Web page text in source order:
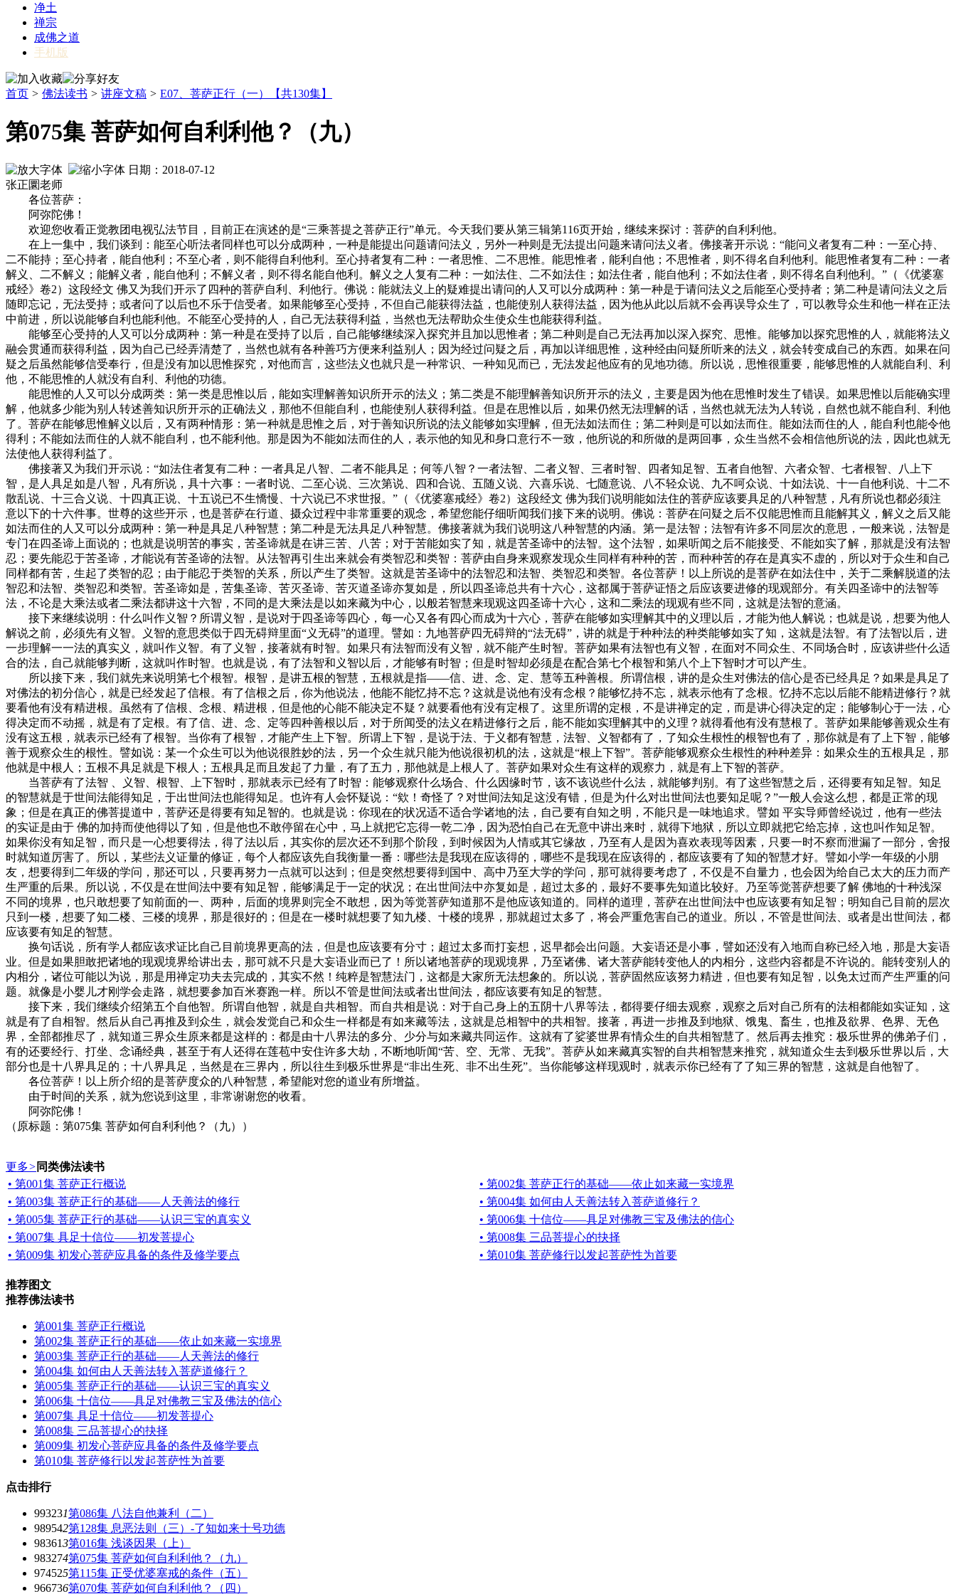
净土
禅宗
成佛之道
手机版
首页 > 佛法读书 > 讲座文稿 > E07、菩萨正行（一）【共130集】
第075集 菩萨如何自利利他？（九）
日期：2018-07-12
张正圜老师
各位菩萨：
阿弥陀佛！
欢迎您收看正觉教团电视弘法节目，目前正在演述的是“三乘菩提之菩萨正行”单元。今天我们要从第三辑第116页开始，继续来探讨：菩萨的自利利他。
在上一集中，我们谈到：能至心听法者同样也可以分成两种，一种是能提出问题请问法义，另外一种则是无法提出问题来请问法义者。佛接著开示说：“能问义者复有二种：一至心持、
二不能持；至心持者，能自他利；不至心者，则不能得自利他利。至心持者复有二种：一者思惟、二不思惟。能思惟者，能利自他；不思惟者，则不得名自利他利。能思惟者复有二种：一者
解义、二不解义；能解义者，能自他利；不解义者，则不得名能自他利。解义之人复有二种：一如法住、二不如法住；如法住者，能自他利；不如法住者，则不得名自利他利。”（《优婆塞
戒经》卷2）这段经文 佛又为我们开示了四种的菩萨自利、利他行。佛说：能就法义上的疑难提出请问的人又可以分成两种：第一种是于请问法义之后能至心受持者；第二种是请问法义之后
随即忘记，无法受持；或者问了以后也不乐于信受者。如果能够至心受持，不但自己能获得法益，也能使别人获得法益，因为他从此以后就不会再误导众生了，可以教导众生和他一样在正法
中前进，所以说能够自利也能利他。不能至心受持的人，自己无法获得利益，当然也无法帮助众生使众生也能获得利益。
能够至心受持的人又可以分成两种：第一种是在受持了以后，自己能够继续深入探究并且加以思惟者；第二种则是自己无法再加以深入探究、思惟。能够加以探究思惟的人，就能将法义
融会贯通而获得利益，因为自己已经弄清楚了，当然也就有各种善巧方便来利益别人；因为经过问疑之后，再加以详细思惟，这种经由问疑所听来的法义，就会转变成自己的东西。如果在问
疑之后虽然能够信受奉行，但是没有加以思惟探究，对他而言，这些法义也就只是一种常识、一种知见而已，无法发起他应有的见地功德。所以说，思惟很重要，能够思惟的人就能自利、利
他，不能思惟的人就没有自利、利他的功德。
能思惟的人又可以分成两类：第一类是思惟以后，能如实理解善知识所开示的法义；第二类是不能理解善知识所开示的法义，主要是因为他在思惟时发生了错误。如果思惟以后能确实理
解，他就多少能为别人转述善知识所开示的正确法义，那他不但能自利，也能使别人获得利益。但是在思惟以后，如果仍然无法理解的话，当然也就无法为人转说，自然也就不能自利、利他
了。菩萨在能够思惟解义以后，又有两种情形：第一种就是思惟之后，对于善知识所说的法义能够如实理解，但无法如法而住；第二种则是可以如法而住。能如法而住的人，能自利也能令他
得利；不能如法而住的人就不能自利，也不能利他。那是因为不能如法而住的人，表示他的知见和身口意行不一致，他所说的和所做的是两回事，众生当然不会相信他所说的法，因此也就无
法使他人获得利益了。
佛接著又为我们开示说：“如法住者复有二种：一者具足八智、二者不能具足；何等八智？一者法智、二者义智、三者时智、四者知足智、五者自他智、六者众智、七者根智、八上下
智，是人具足如是八智，凡有所说，具十六事：一者时说、二至心说、三次第说、四和合说、五随义说、六喜乐说、七随意说、八不轻众说、九不呵众说、十如法说、十一自他利说、十二不
散乱说、十三合义说、十四真正说、十五说已不生憍慢、十六说已不求世报。”（《优婆塞戒经》卷2）这段经文 佛为我们说明能如法住的菩萨应该要具足的八种智慧，凡有所说也都必须注
意以下的十六件事。世尊的这些开示，也是菩萨在行道、摄众过程中非常重要的观念，希望您能仔细听闻我们接下来的说明。佛说：菩萨在问疑之后不仅能思惟而且能解其义，解义之后又能
如法而住的人又可以分成两种：第一种是具足八种智慧；第二种是无法具足八种智慧。佛接著就为我们说明这八种智慧的内涵。第一是法智；法智有许多不同层次的意思，一般来说，法智是
专门在四圣谛上面说的；也就是说明苦的事实，苦圣谛就是在讲三苦、八苦；对于苦能如实了知，就是苦圣谛中的法智。这个法智，如果听闻之后不能接受、不能如实了解，那就是没有法智
忍；要先能忍于苦圣谛，才能说有苦圣谛的法智。从法智再引生出来就会有类智忍和类智：菩萨由自身来观察发现众生同样有种种的苦，而种种苦的存在是真实不虚的，所以对于众生和自己
同样都有苦，生起了类智的忍；由于能忍于类智的关系，所以产生了类智。这就是苦圣谛中的法智忍和法智、类智忍和类智。各位菩萨！以上所说的是菩萨在如法住中，关于二乘解脱道的法
智忍和法智、类智忍和类智。苦圣谛如是，苦集圣谛、苦灭圣谛、苦灭道圣谛亦复如是，所以四圣谛总共有十六心，这都属于菩萨证悟之后应该要进修的现观部分。有关四圣谛中的法智等
法，不论是大乘法或者二乘法都讲这十六智，不同的是大乘法是以如来藏为中心，以般若智慧来现观这四圣谛十六心，这和二乘法的现观有些不同，这就是法智的意涵。
接下来继续说明：什么叫作义智？所谓义智，是说对于四圣谛等四心，每一心又各有四心而成为十六心，菩萨在能够如实理解其中的义理以后，才能为他人解说；也就是说，想要为他人
解说之前，必须先有义智。义智的意思类似于四无碍辩里面“义无碍”的道理。譬如：九地菩萨四无碍辩的“法无碍”，讲的就是于种种法的种类能够如实了知，这就是法智。有了法智以后，进
一步理解一一法的真实义，就叫作义智。有了义智，接著就有时智。如果只有法智而没有义智，就不能产生时智。菩萨如果有法智也有义智，在面对不同众生、不同场合时，应该讲些什么适
合的法，自己就能够判断，这就叫作时智。也就是说，有了法智和义智以后，才能够有时智；但是时智却必须是在配合第七个根智和第八个上下智时才可以产生。
所以接下来，我们就先来说明第七个根智。根智，是讲五根的智慧，五根就是指——信、进、念、定、慧等五种善根。所谓信根，讲的是众生对佛法的信心是否已经具足？如果是具足了
对佛法的初分信心，就是已经发起了信根。有了信根之后，你为他说法，他能不能忆持不忘？这就是说他有没有念根？能够忆持不忘，就表示他有了念根。忆持不忘以后能不能精进修行？就
要看他有没有精进根。虽然有了信根、念根、精进根，但是他的心能不能决定不疑？就要看他有没有定根了。这里所谓的定根，不是讲禅定的定，而是讲心得决定的定；能够制心于一法，心
得决定而不动摇，就是有了定根。有了信、进、念、定等四种善根以后，对于所闻受的法义在精进修行之后，能不能如实理解其中的义理？就得看他有没有慧根了。菩萨如果能够善观众生有
没有这五根，就表示已经有了根智。当你有了根智，才能产生上下智。所谓上下智，是说于法、于义都有智慧，法智、义智都有了，了知众生根性的根智也有了，那你就是有了上下智，能够
善于观察众生的根性。譬如说：某一个众生可以为他说很胜妙的法，另一个众生就只能为他说很初机的法，这就是“根上下智”。菩萨能够观察众生根性的种种差异：如果众生的五根具足，那
他就是中根人；五根不具足就是下根人；五根具足而且发起了力量，有了五力，那他就是上根人了。菩萨如果对众生有这样的观察力，就是有上下智的菩萨。
当菩萨有了法智 、义智、根智、上下智时，那就表示已经有了时智：能够观察什么场合、什么因缘时节，该不该说些什么法，就能够判别。有了这些智慧之后，还得要有知足智。知足
的智慧就是于世间法能得知足，于出世间法也能得知足。也许有人会怀疑说：“欸！奇怪了？对世间法知足这没有错，但是为什么对出世间法也要知足呢？”一般人会这么想，都是正常的现
象；但是在真正的佛菩提道中，菩萨还是得要有知足智的。也就是说：你现在的状况适不适合学诸地的法，自己要有自知之明，不能只是一味地追求。譬如 平实导师曾经说过，他有一些法
的实证是由于 佛的加持而使他得以了知，但是他也不敢停留在心中，马上就把它忘得一乾二净，因为恐怕自己在无意中讲出来时，就得下地狱，所以立即就把它给忘掉，这也叫作知足智。
如果你没有知足智，而只是一心想要得法，得了法以后，其实你的层次还不到那个阶段，到时候因为人情或其它缘故，乃至有人是因为喜欢表现等因素，只要一时不察而泄漏了一部分，舍报
时就知道厉害了。所以，某些法义证量的修证，每个人都应该先自我衡量一番：哪些法是我现在应该得的，哪些不是我现在应该得的，都应该要有了知的智慧才好。譬如小学一年级的小朋
友，想要得到二年级的学问，那还可以，只要再努力一点就可以达到；但是突然想要得到国中、高中乃至大学的学问，那可就得要考虑了，不仅是不自量力，也会因为给自己太大的压力而产
生严重的后果。所以说，不仅是在世间法中要有知足智，能够满足于一定的状况；在出世间法中亦复如是，超过太多的，最好不要事先知道比较好。乃至等觉菩萨想要了解 佛地的十种浅深
不同的境界，也只敢想要了知前面的一、两种，后面的境界则完全不敢想，因为等觉菩萨知道那不是他应该知道的。同样的道理，菩萨在出世间法中也应该要有知足智；明知自己目前的层次
只到一楼，想要了知二楼、三楼的境界，那是很好的；但是在一楼时就想要了知九楼、十楼的境界，那就超过太多了，将会严重危害自己的道业。所以，不管是世间法、或者是出世间法，都
应该要有知足的智慧。
换句话说，所有学人都应该求证比自己目前境界更高的法，但是也应该要有分寸；超过太多而打妄想，迟早都会出问题。大妄语还是小事，譬如还没有入地而自称已经入地，那是大妄语
业。但是如果胆敢把诸地的现观境界给讲出去，那可就不只是大妄语业而已了！所以诸地菩萨的现观境界，乃至诸佛、诸大菩萨能转变他人的内相分，这些内容都是不许说的。能转变别人的
内相分，诸位可能以为说，那是用禅定功夫去完成的，其实不然！纯粹是智慧法门，这都是大家所无法想象的。所以说，菩萨固然应该努力精进，但也要有知足智，以免太过而产生严重的问
题。就像是小婴儿才刚学会走路，就想要参加百米赛跑一样。所以不管是世间法或者出世间法，都应该要有知足的智慧。
接下来，我们继续介绍第五个自他智。所谓自他智，就是自共相智。而自共相是说：对于自己身上的五阴十八界等法，都得要仔细去观察，观察之后对自己所有的法相都能如实证知，这
就是有了自相智。然后从自己再推及到众生，就会发觉自己和众生一样都是有如来藏等法，这就是总相智中的共相智。接著，再进一步推及到地狱、饿鬼、畜生，也推及欲界、色界、无色
界，全部都推尽了，就知道三界众生原来都是这样的：都是由十八界法的多分、少分与如来藏共同运作。这就有了娑婆世界有情众生的自共相智慧了。然后再去推究：极乐世界的佛弟子们，
有的还要经行、打坐、念诵经典，甚至于有人还得在莲苞中安住许多大劫，不断地听闻“苦、空、无常、无我”。菩萨从如来藏真实智的自共相智慧来推究，就知道众生去到极乐世界以后，大
部分也是十八界具足的；十八界具足，当然是在三界内，所以往生到极乐世界是“非出生死、非不出生死”。当你能够这样现观时，就表示你已经有了了知三界的智慧，这就是自他智了。
各位菩萨！以上所介绍的是菩萨度众的八种智慧，希望能对您的道业有所增益。
由于时间的关系，就为您说到这里，非常谢谢您的收看。
阿弥陀佛！
（原标题：第075集 菩萨如何自利利他？（九））
更多> 同类佛法读书
• 第001集 菩萨正行概说
• 第002集 菩萨正行的基础——依止如来藏一实境界
• 第003集 菩萨正行的基础——人天善法的修行
• 第004集 如何由人天善法转入菩萨道修行？
• 第005集 菩萨正行的基础——认识三宝的真实义
• 第006集 十信位——具足对佛教三宝及佛法的信心
• 第007集 具足十信位——初发菩提心
• 第008集 三品菩提心的抉择
• 第009集 初发心菩萨应具备的条件及修学要点
• 第010集 菩萨修行以发起菩萨性为首要
推荐图文
推荐佛法读书
第001集 菩萨正行概说
第002集 菩萨正行的基础——依止如来藏一实境界
第003集 菩萨正行的基础——人天善法的修行
第004集 如何由人天善法转入菩萨道修行？
第005集 菩萨正行的基础——认识三宝的真实义
第006集 十信位——具足对佛教三宝及佛法的信心
第007集 具足十信位——初发菩提心
第008集 三品菩提心的抉择
第009集 初发心菩萨应具备的条件及修学要点
第010集 菩萨修行以发起菩萨性为首要
点击排行
993231第086集 八法自他兼利（二）
989542第128集 息恶法则（三）-了知如来十号功德
983613第016集 浅谈因果（上）
983274第075集 菩萨如何自利利他？（九）
974525第115集 正受优婆塞戒的条件（五）
966736第070集 菩萨如何自利利他？（四）